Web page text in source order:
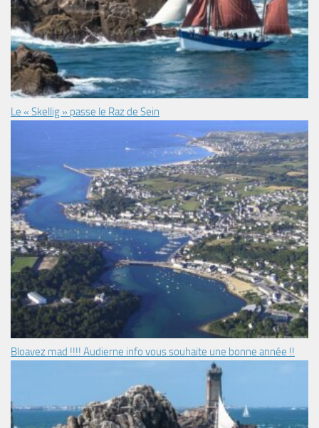
Le « Skellig » passe le Raz de Sein
Bloavez mad !!!! Audierne info vous souhaite une bonne année !!